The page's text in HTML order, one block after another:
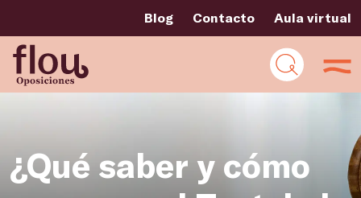
Blog Contacto Aula virtual
¿Qué saber y cómo